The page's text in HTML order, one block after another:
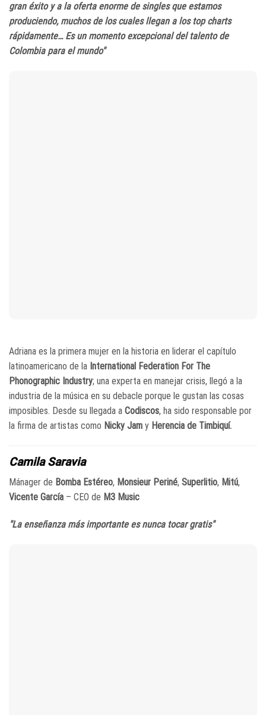
gran éxito y a la oferta enorme de singles que estamos
produciendo, muchos de los cuales llegan a los top charts
rápidamente… Es un momento excepcional del talento de
Colombia para el mundo"
Adriana es la primera mujer en la historia en liderar el capítulo
latinoamericano de la International Federation For The
Phonographic Industry; una experta en manejar crisis, llegó a la
industria de la música en su debacle porque le gustan las cosas
imposibles. Desde su llegada a Codiscos, ha sido responsable por
la firma de artistas como Nicky Jam y Herencia de Timbiquí.
Camila Saravia
Mánager de Bomba Estéreo, Monsieur Periné, Superlitio, Mitú,
Vicente García – CEO de M3 Music
"La enseñanza más importante es nunca tocar gratis"